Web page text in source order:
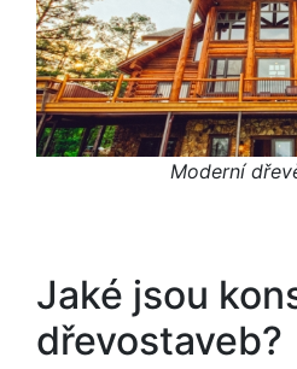
Moderní
Jaké jsou
dřevostaveb?